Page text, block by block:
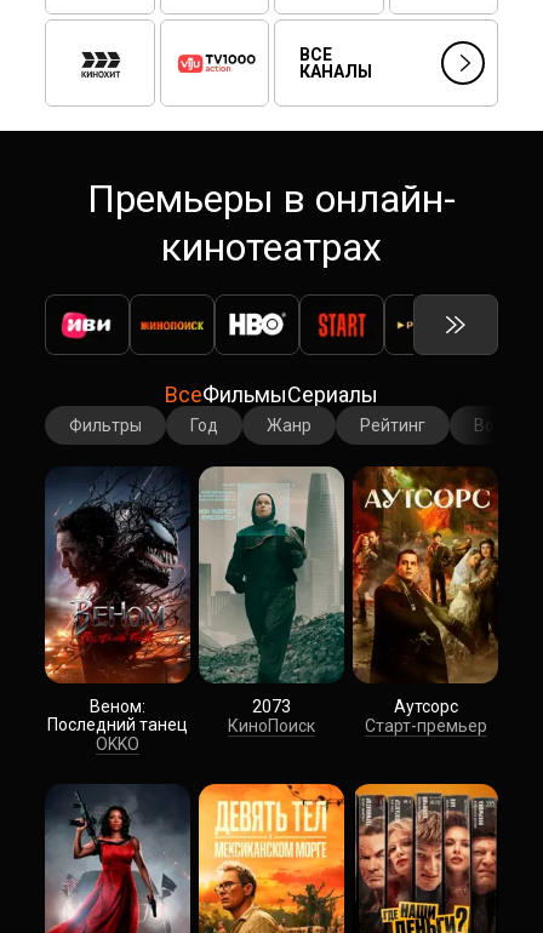
ВСЕ
КАНАЛЫ
Премьеры в онлайн-
кинотеатрах
ВсеФильмыСериалы
Фильтры Год Жанр Рейтинг
Веном:
Последний танец
OKKO
2073
КиноПоиск
Аутсорс
Старт-премьер